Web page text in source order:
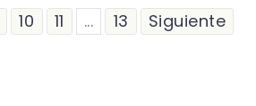
10 11 ... 13 Siguiente